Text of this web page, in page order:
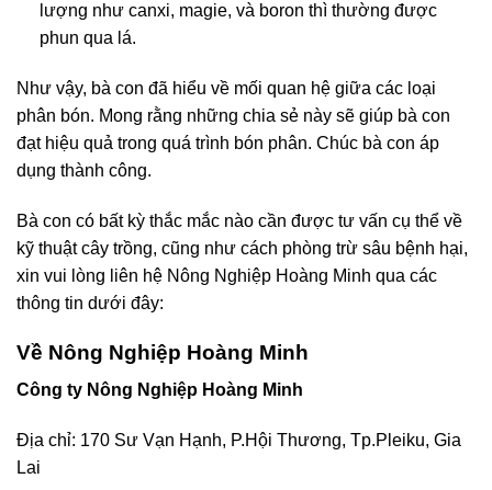
lượng như canxi, magie, và boron thì thường được
phun qua lá.
Như vậy, bà con đã hiểu về mối quan hệ giữa các loại
phân bón. Mong rằng những chia sẻ này sẽ giúp bà con
đạt hiệu quả trong quá trình bón phân. Chúc bà con áp
dụng thành công.
Bà con có bất kỳ thắc mắc nào cần được tư vấn cụ thể về
kỹ thuật cây trồng, cũng như cách phòng trừ sâu bệnh hại,
xin vui lòng liên hệ Nông Nghiệp Hoàng Minh qua các
thông tin dưới đây:
Về Nông Nghiệp Hoàng Minh
Công ty Nông Nghiệp Hoàng Minh
Địa chỉ: 170 Sư Vạn Hạnh, P.Hội Thương, Tp.Pleiku, Gia
Lai